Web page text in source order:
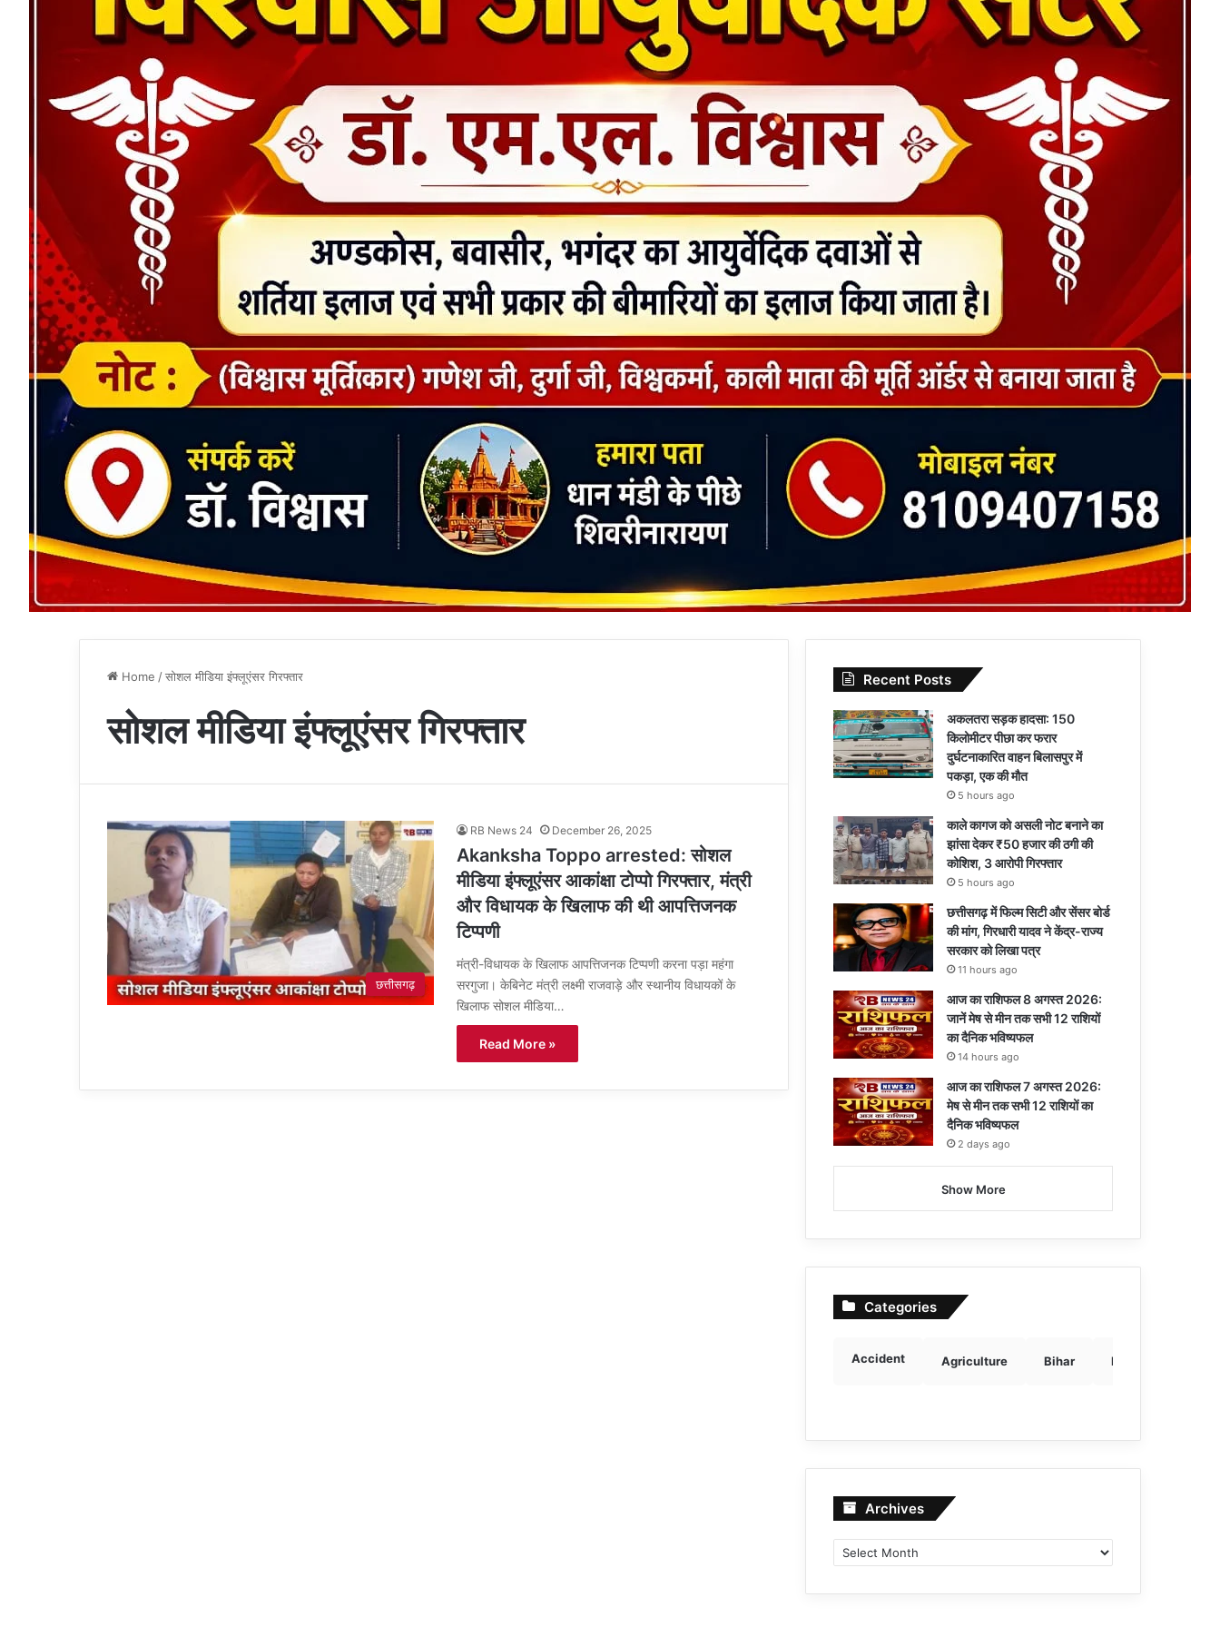
Home /सोशल मीडिया इंफ्लूएंसर गिरफ्तार
सोशल मीडिया इंफ्लूएंसर गिरफ्तार
छत्तीसगढ़
RB News 24 December 26, 2025
Akanksha Toppo arrested: सोशल
मीडिया इंफ्लूएंसर आकांक्षा टोप्पो गिरफ्तार, मंत्री
और विधायक के खिलाफ की थी आपत्तिजनक
टिप्पणी
मंत्री-विधायक के खिलाफ आपत्तिजनक टिप्पणी करना पड़ा महंगा
सरगुजा। केबिनेट मंत्री लक्ष्मी राजवाड़े और स्थानीय विधायकों के
खिलाफ सोशल मीडिया…
Read More »
Recent Posts
अकलतरा सड़क हादसा: 150
किलोमीटर पीछा कर फरार
दुर्घटनाकारित वाहन बिलासपुर में
पकड़ा, एक की मौत
5 hours ago
काले कागज को असली नोट बनाने का
झांसा देकर ₹50 हजार की ठगी की
कोशिश, 3 आरोपी गिरफ्तार
5 hours ago
छत्तीसगढ़ में फिल्म सिटी और सेंसर बोर्ड
की मांग, गिरधारी यादव ने केंद्र-राज्य
सरकार को लिखा पत्र
11 hours ago
आज का राशिफल 8 अगस्त 2026:
जानें मेष से मीन तक सभी 12 राशियों
का दैनिक भविष्यफल
14 hours ago
आज का राशिफल 7 अगस्त 2026:
मेष से मीन तक सभी 12 राशियों का
दैनिक भविष्यफल
2 days ago
Show More
Categories
Accident Agriculture Bihar Breaking news
Archives Archives